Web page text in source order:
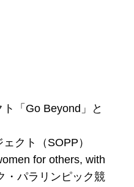
「Go Beyond」と
クト（SOPP）
for others, with
・パラリンピック競